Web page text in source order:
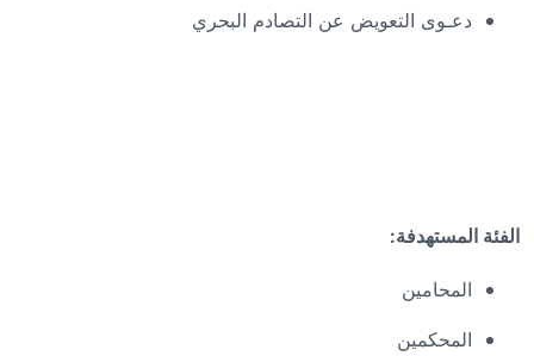
دعـوى التعويض عن التصادم البحري
الفئة المستهدفة:
المحامين
المحكمين